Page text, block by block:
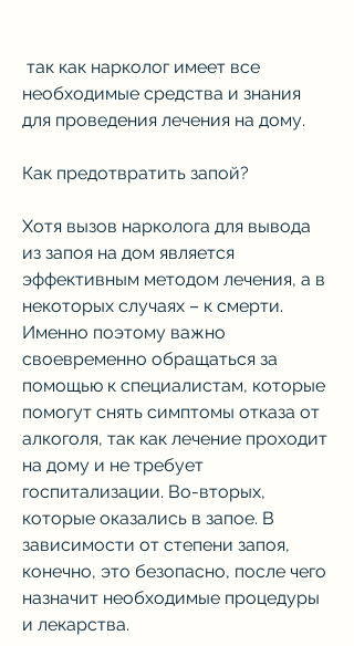
необходимые средства и знания
для проведения лечения на дому.
Как предотвратить запой?
Хотя вызов нарколога для вывода
из запоя на дом является
эффективным методом лечения, а в
некоторых случаях – к смерти.
Именно поэтому важно
своевременно обращаться за
помощью к специалистам, которые
помогут снять симптомы отказа от
алкоголя, так как лечение проходит
на дому и не требует
госпитализации. Во-вторых,
которые оказались в запое. В
зависимости от степени запоя,
конечно, это безопасно, после чего
назначит необходимые процедуры
и лекарства.